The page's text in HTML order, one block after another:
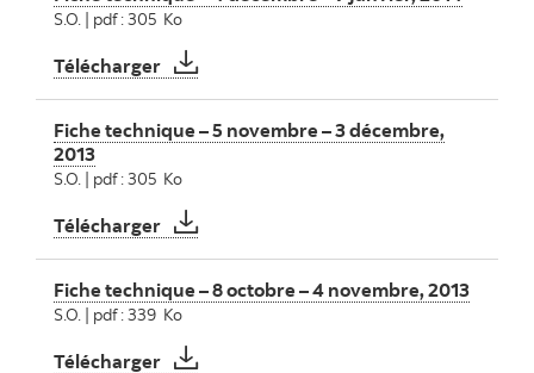
S.O. | pdf : 305 Ko
Télécharger Fiche technique – 4 décembre – 7 janvier,
Fiche technique – 5 novembre – 3 décembre,
2013
S.O. | pdf : 305 Ko
Télécharger Fiche technique – 5 novembre – 3
Fiche technique – 8 octobre – 4 novembre, 2013
S.O. | pdf : 339 Ko
Télécharger Fiche technique – 8 octobre – 4